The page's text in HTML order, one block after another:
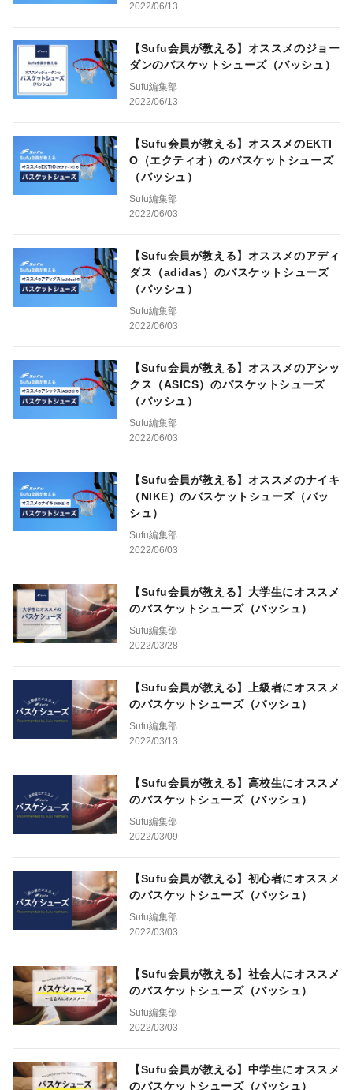
2022/06/13
【Sufu会員が教える】オススメのジョー
ダンのバスケットシューズ（バッシュ）
Sufu編集部
2022/06/13
【Sufu会員が教える】オススメのEKTI
O（エクティオ）のバスケットシューズ
（バッシュ）
Sufu編集部
2022/06/03
【Sufu会員が教える】オススメのアディ
ダス（adidas）のバスケットシューズ
（バッシュ）
Sufu編集部
2022/06/03
【Sufu会員が教える】オススメのアシッ
クス（ASICS）のバスケットシューズ
（バッシュ）
Sufu編集部
2022/06/03
【Sufu会員が教える】オススメのナイキ
（NIKE）のバスケットシューズ（バッ
シュ）
Sufu編集部
2022/06/03
【Sufu会員が教える】大学生にオススメ
のバスケットシューズ（バッシュ）
Sufu編集部
2022/03/28
【Sufu会員が教える】上級者にオススメ
のバスケットシューズ（バッシュ）
Sufu編集部
2022/03/13
【Sufu会員が教える】高校生にオススメ
のバスケットシューズ（バッシュ）
Sufu編集部
2022/03/09
【Sufu会員が教える】初心者にオススメ
のバスケットシューズ（バッシュ）
Sufu編集部
2022/03/03
【Sufu会員が教える】社会人にオススメ
のバスケットシューズ（バッシュ）
Sufu編集部
2022/03/03
【Sufu会員が教える】中学生にオススメ
のバスケットシューズ（バッシュ）